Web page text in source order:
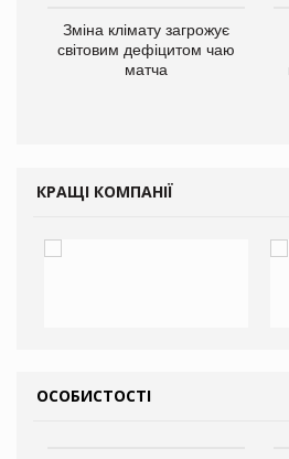
Зміна клімату загрожує
світовим дефіцитом чаю
матча
КРАЩІ КОМПАНІЇ
ОСОБИСТОСТІ